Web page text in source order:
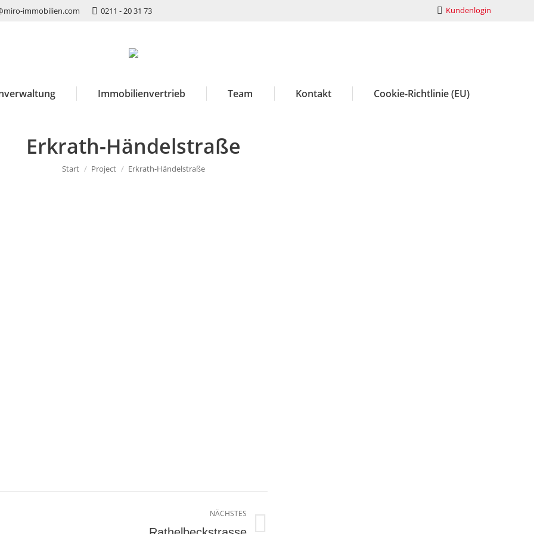
immobilien.com 0211 - 20 31 73 Kundenlogin
Immobilienvertrieb Team Kontakt Cookie-Richtlinie (EU)
Erkrath-Händelstraße
Sie befinden sich hier:
Start Project Erkrath-Händelstraße
NÄCHSTES